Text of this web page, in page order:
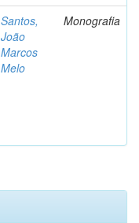
Santos,
João
Marcos
Melo
Monografia